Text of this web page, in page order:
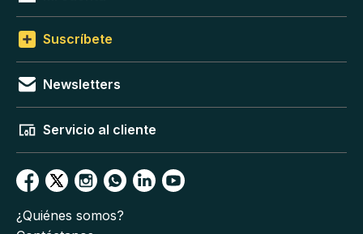
Suscríbete
Newsletters
Servicio al cliente
¿Quiénes somos?